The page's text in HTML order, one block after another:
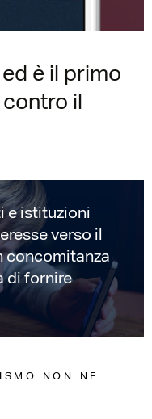
è il primo
il
e istituzioni
verso il
concomitanza
di fornire
NON NE